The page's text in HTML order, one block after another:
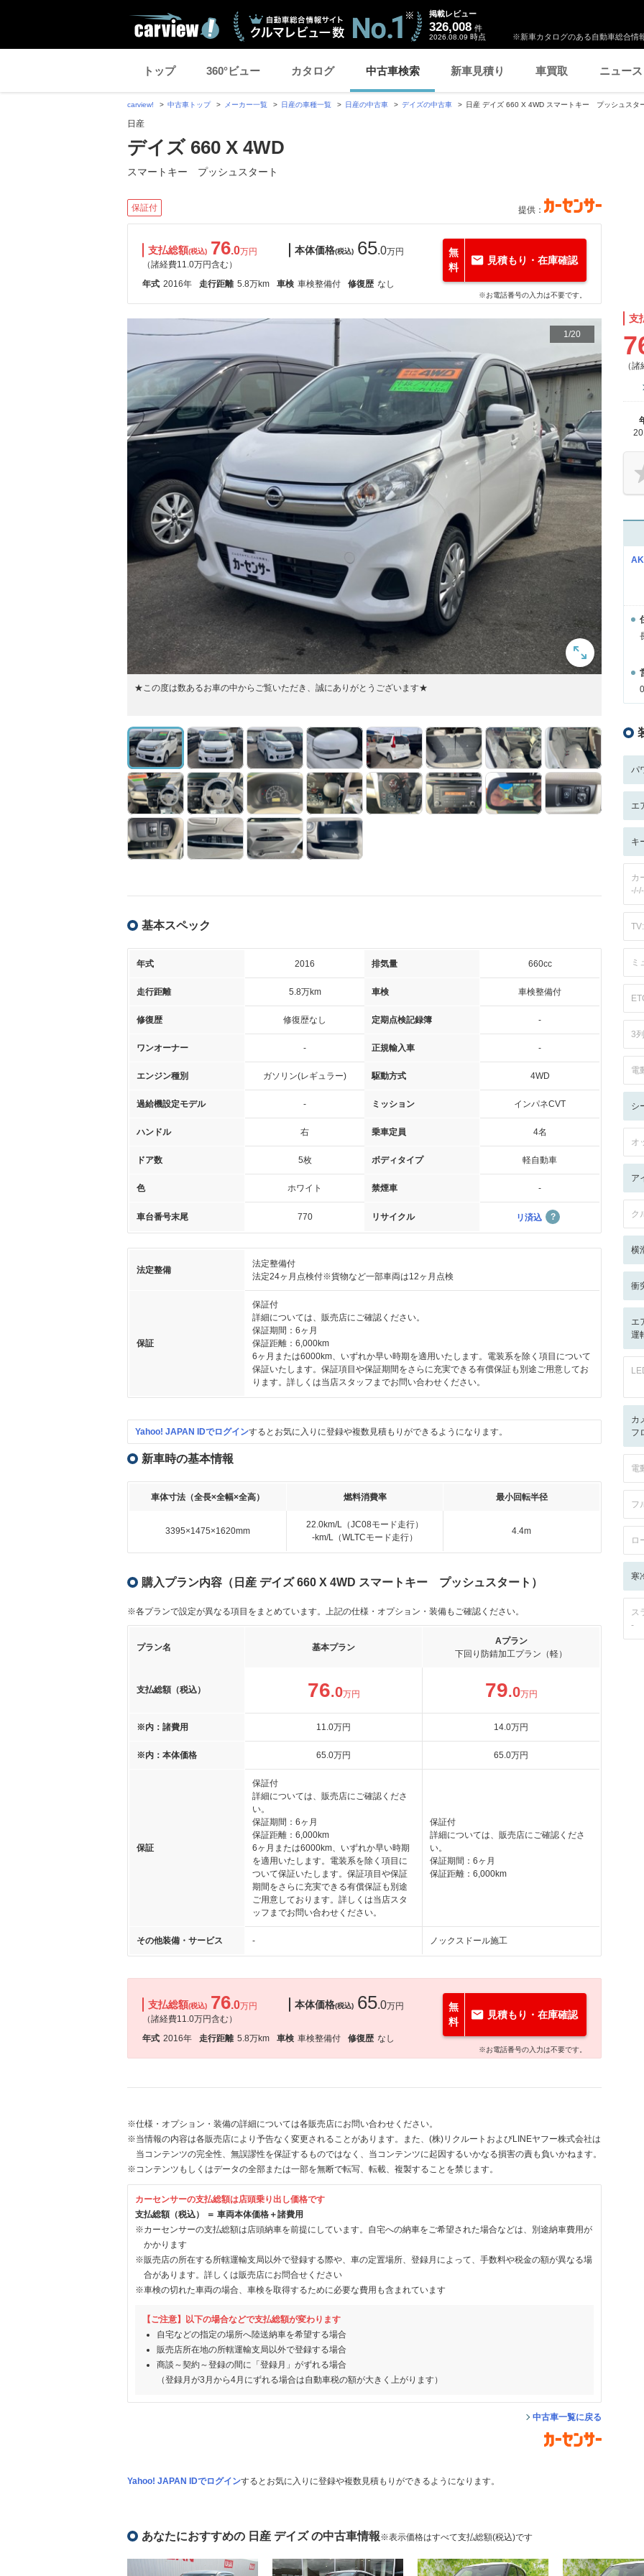
※新車カタログのある自動車総合情
掲載レビュー
326,008 件
2026.08.09 時点
トップ 360°ビュー カタログ 中古車検索 新車見積り 車買取 ニュース
carview! 中古車トップ メーカー一覧 日産の車種一覧 日産の中古車 デイズの中古車 日産 デイズ 660 X 4WD スマートキー プッシュスタ
日産
デイズ 660 X 4WD
スマートキー プッシュスタート
保証付 提供：
支払総額(税込) 76.0万円
（諸経費11.0万円含む）
本体価格(税込) 65.0万円
年式 2016年 走行距離 5.8万km 車検 車検整備付 修復歴 なし
無
料
見積もり・在庫確認
※お電話番号の入力は不要です。
1/20
★この度は数あるお車の中からご覧いただき、誠にありがとうございます★
基本スペック
年式 2016 排気量 660cc
走行距離 5.8万km 車検 車検整備付
修復歴 修復歴なし 定期点検記録簿 -
ワンオーナー - 正規輸入車 -
エンジン種別 ガソリン(レギュラー) 駆動方式 4WD
過給機設定モデル - ミッション インパネCVT
ハンドル 右 乗車定員 4名
ドア数 5枚 ボディタイプ 軽自動車
色 ホワイト 禁煙車 -
車台番号末尾 770 リサイクル リ済込
法定整備
法定整備付
法定24ヶ月点検付※貨物など一部車両は12ヶ月点検
保証
保証付
詳細については、販売店にご確認ください。
保証期間：6ヶ月
保証距離：6,000km
6ヶ月または6000km、いずれか早い時期を適用いたします。電装系を除く項目について
保証いたします。保証項目や保証期間をさらに充実できる有償保証も別途ご用意してお
ります。詳しくは当店スタッフまでお問い合わせください。
Yahoo! JAPAN IDでログインするとお気に入りに登録や複数見積もりができるようになります。
新車時の基本情報
車体寸法（全長×全幅×全高） 燃料消費率 最小回転半径
3395×1475×1620mm
22.0km/L（JC08モード走行）
-km/L（WLTCモード走行）
4.4m
購入プラン内容（日産 デイズ 660 X 4WD スマートキー プッシュスタート）
※各プランで設定が異なる項目をまとめています。上記の仕様・オプション・装備もご確認ください。
プラン名 基本プラン
Aプラン
下回り防錆加工プラン（軽）
支払総額（税込） 76.0万円 79.0万円
※内：諸費用 11.0万円 14.0万円
※内：本体価格 65.0万円 65.0万円
保証
保証付
詳細については、販売店にご確認くださ
い。
保証期間：6ヶ月
保証距離：6,000km
6ヶ月または6000km、いずれか早い時期
を適用いたします。電装系を除く項目に
ついて保証いたします。保証項目や保証
期間をさらに充実できる有償保証も別途
ご用意しております。詳しくは当店スタ
ッフまでお問い合わせください。
保証付
詳細については、販売店にご確認くださ
い。
保証期間：6ヶ月
保証距離：6,000km
その他装備・サービス - ノックスドール施工
支払総額(税込) 76.0万円
（諸経費11.0万円含む）
本体価格(税込) 65.0万円
年式 2016年 走行距離 5.8万km 車検 車検整備付 修復歴 なし
無
料
見積もり・在庫確認
※お電話番号の入力は不要です。
※仕様・オプション・装備の詳細については各販売店にお問い合わせください。
※当情報の内容は各販売店により予告なく変更されることがあります。また、(株)リクルートおよびLINEヤフー株式会社は
当コンテンツの完全性、無誤謬性を保証するものではなく、当コンテンツに起因するいかなる損害の責も負いかねます。
※コンテンツもしくはデータの全部または一部を無断で転写、転載、複製することを禁じます。
カーセンサーの支払総額は店頭乗り出し価格です
支払総額（税込） ＝ 車両本体価格＋諸費用
※カーセンサーの支払総額は店頭納車を前提にしています。自宅への納車をご希望された場合などは、別途納車費用が
かかります
※販売店の所在する所轄運輸支局以外で登録する際や、車の定置場所、登録月によって、手数料や税金の額が異なる場
合があります。詳しくは販売店にお問合せください
※車検の切れた車両の場合、車検を取得するために必要な費用も含まれています
【ご注意】以下の場合などで支払総額が変わります
自宅などの指定の場所へ陸送納車を希望する場合
販売店所在地の所轄運輸支局以外で登録する場合
商談～契約～登録の間に「登録月」がずれる場合
（登録月が3月から4月にずれる場合は自動車税の額が大きく上がります）
中古車一覧に戻る
Yahoo! JAPAN IDでログインするとお気に入りに登録や複数見積もりができるようになります。
支
（
パ
エ
キ
カ
ミ
3
電
シ
オ
ア
ク
横
衝
エ
運
カ
フ
電
フ
ロ
寒
ス
-
あなたにおすすめの 日産 デイズ の中古車情報※表示価格はすべて支払総額(税込)です